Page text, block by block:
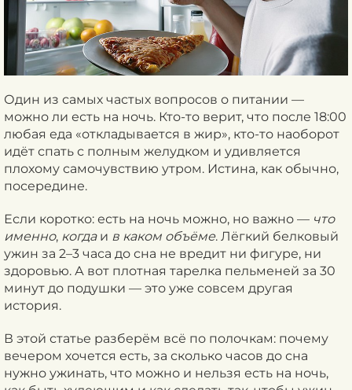
Один из самых частых вопросов о питании —
можно ли есть на ночь. Кто-то верит, что после 18:00
любая еда «откладывается в жир», кто-то наоборот
идёт спать с полным желудком и удивляется
плохому самочувствию утром. Истина, как обычно,
посередине.
Если коротко: есть на ночь можно, но важно — что
именно, когдаи в каком объёме. Лёгкий белковый
ужин за 2–3 часа до сна не вредит ни фигуре, ни
здоровью. А вот плотная тарелка пельменей за 30
минут до подушки — это уже совсем другая
история.
В этой статье разберём всё по полочкам: почему
вечером хочется есть, за сколько часов до сна
нужно ужинать, что можно и нельзя есть на ночь,